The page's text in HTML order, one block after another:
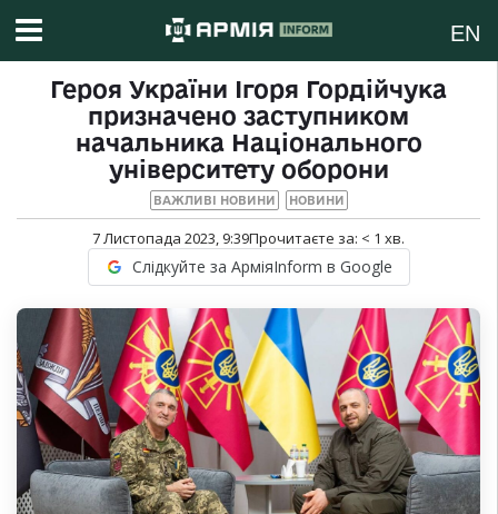
EN
Героя України Ігоря Гордійчука
призначено заступником
начальника Національного
університету оборони
ВАЖЛИВІ НОВИНИ НОВИНИ
7 Листопада 2023, 9:39Прочитаєте за: < 1 хв.
Слідкуйте за АрміяInform в Google